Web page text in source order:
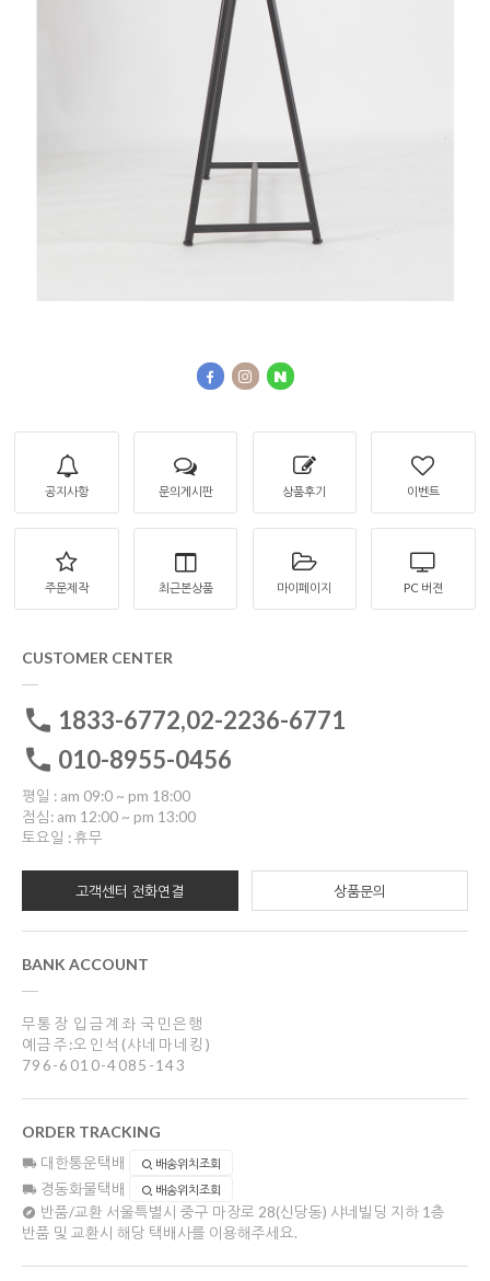
공지사항 문의게시판 상품후기 이벤트
주문제작 최근본상품 마이페이지 PC 버젼
CUSTOMER CENTER
1833-6772,02-2236-6771
010-8955-0456
평일 : am 09:0 ~ pm 18:00
점심: am 12:00 ~ pm 13:00
토요일 : 휴무
고객센터 전화연결 상품문의
BANK ACCOUNT
무통장 입금계좌 국민은행
예금주:오인석(샤네마네킹)
796-6010-4085-143
ORDER TRACKING
대한통운택배 배송위치조회
경동화물택배 배송위치조회
반품/교환 서울특별시 중구 마장로 28(신당동) 샤네빌딩 지하 1층
반품 및 교환시 해당 택배사를 이용해주세요.